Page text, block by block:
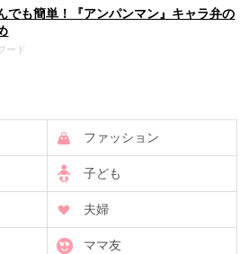
でも簡単！『アンパンマン』キャラ弁の
ード
ファッション
子ども
夫婦
ママ友